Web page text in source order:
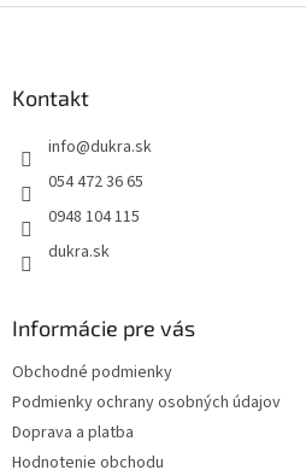
v
Kontakt
info@dukra.sk
054 472 36 65
0948 104 115
dukra.sk
Informácie pre vás
Obchodné podmienky
Podmienky ochrany osobných údajov
Doprava a platba
Hodnotenie obchodu